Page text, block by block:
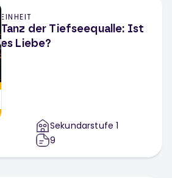
EINHEIT
Tanz der Tiefseequalle: Ist
es Liebe?
Sekundarstufe 1
9